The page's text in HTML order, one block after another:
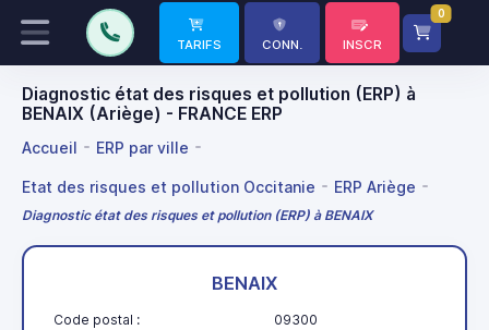
TARIFS CONN. INSCR
0
Diagnostic état des risques et pollution (ERP) à
BENAIX (Ariège) - FRANCE ERP
Accueil ERP par ville
Etat des risques et pollution Occitanie ERP Ariège
Diagnostic état des risques et pollution (ERP) à BENAIX
BENAIX
Code postal : 09300